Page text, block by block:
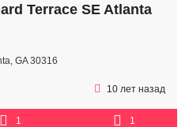
Terrace SE Atlanta
GA 30316
10 лет назад
1 1